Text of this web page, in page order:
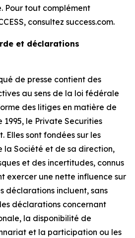
Pour tout complément
consultez success.com.
et déclarations
de presse contient des
au sens de la loi fédérale
des litiges en matière de
le Private Securities
Elles sont fondées sur les
la Société et de sa direction,
et des incertitudes, connus
exercer une nette influence sur
déclarations incluent, sans
déclarations concernant
la disponibilité de
et la participation ou les